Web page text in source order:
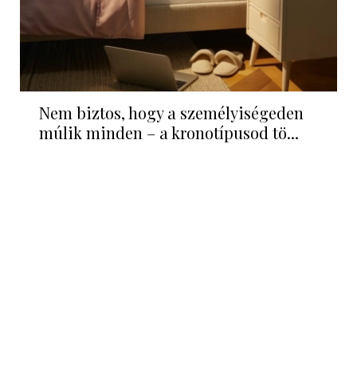
Nem biztos, hogy a személyiségeden
múlik minden – a kronotípusod tö...